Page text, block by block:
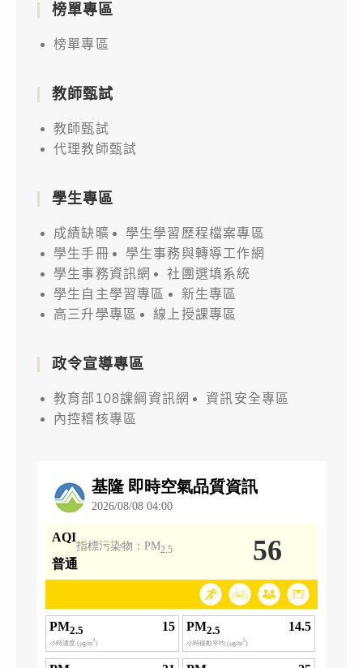
榜單專區
榜單專區
教師甄試
教師甄試
代理教師甄試
學生專區
成績缺曠
學生學習歷程檔案專區
學生手冊
學生事務與轉導工作網
學生事務資訊網
社團選填系統
學生自主學習專區
新生專區
高三升學專區
線上授課專區
政令宣導專區
教育部108課綱資訊網
資訊安全專區
內控稽核專區